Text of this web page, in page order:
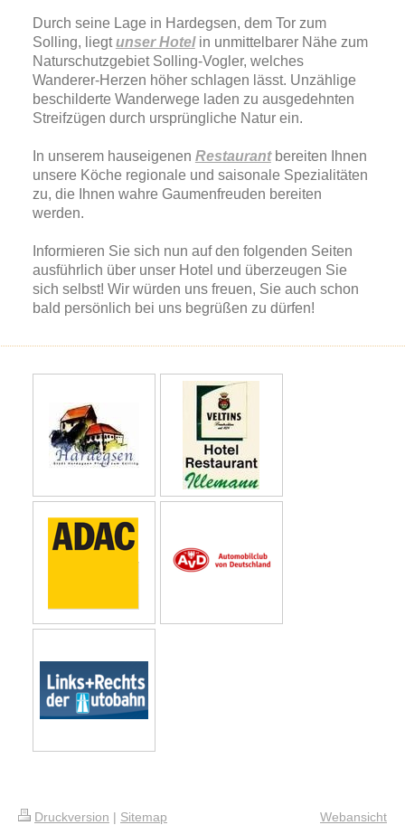
Durch seine Lage in Hardegsen, dem Tor zum
Solling, liegtunser Hotelin unmittelbarer Nähe zum
Naturschutzgebiet Solling-Vogler, welches
Wanderer-Herzen höher schlagen lässt. Unzählige
beschilderte Wanderwege laden zu ausgedehnten
Streifzügen durch ursprüngliche Natur ein.
In unserem hauseigenen Restaurantbereiten Ihnen
unsere Köche regionale und saisonale Spezialitäten
zu, die Ihnen wahre Gaumenfreuden bereiten
werden.
Informieren Sie sich nun auf den folgenden Seiten
ausführlich über unser Hotel und überzeugen Sie
sich selbst! Wir würden uns freuen, Sie auch schon
bald persönlich bei uns begrüßen zu dürfen!
Druckversion | Sitemap Webansicht